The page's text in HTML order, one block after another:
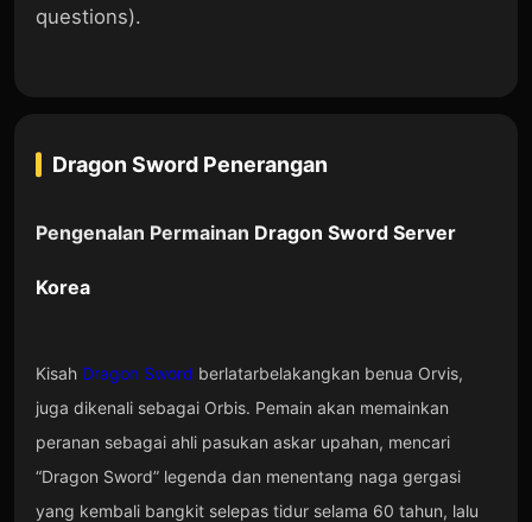
questions).
Dragon Sword Penerangan
Pengenalan Permainan Dragon Sword Server
Korea
Kisah Dragon Sword berlatarbelakangkan benua Orvis,
juga dikenali sebagai Orbis. Pemain akan memainkan
peranan sebagai ahli pasukan askar upahan, mencari
“Dragon Sword” legenda dan menentang naga gergasi
yang kembali bangkit selepas tidur selama 60 tahun, lalu